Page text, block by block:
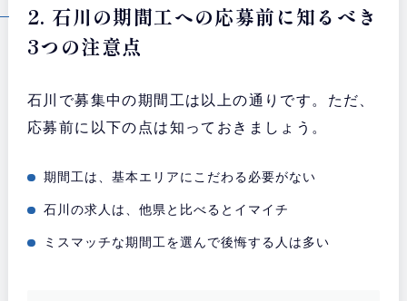
2. 石川の期間工への応募前に知るべき
3つの注意点
石川で募集中の期間工は以上の通りです。ただ、
応募前に以下の点は知っておきましょう。
期間工は、基本エリアにこだわる必要がない
石川の求人は、他県と比べるとイマイチ
ミスマッチな期間工を選んで後悔する人は多い